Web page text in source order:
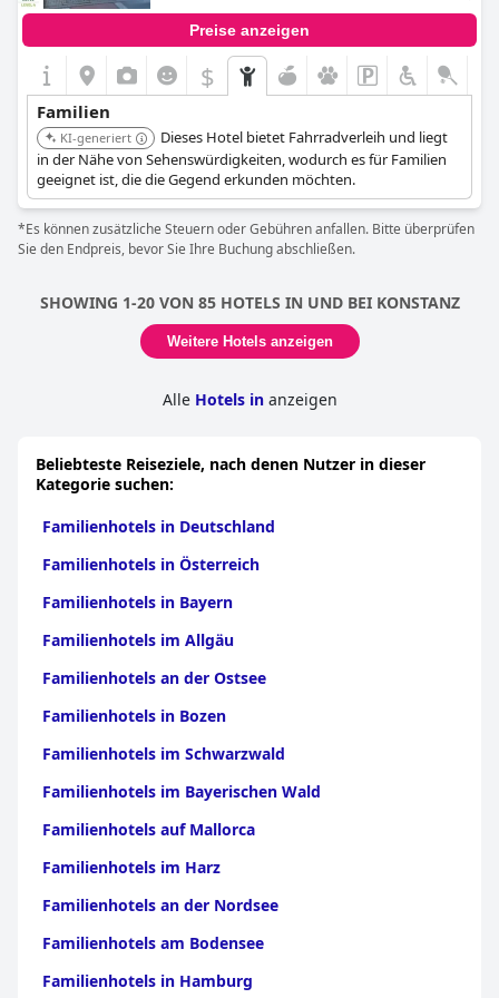
Das Hotel hat zwar eine Reihe von Stufen, um in die Lobby zu
gelangen, so dass es für Personen mit Kinderwagen nicht so
leicht zugänglich ist, aber es ist ideal für Familien, die viel Platz
und Annehmlichkeiten suchen. Und für Radfahrer ist das Hotel
ebenfalls eine gute Wahl.
Insgesamt ist das Apartment Hotel Konstanzeine
ausgezeichnete Wahl für Familien, die ein einfaches und
gemütliches Hotel mit viel Platz und
Unterhaltungsmöglichkeiten für die Kinder suchen.
Preise anzeigen
$
Familien
KI-generiert
Dieses Hotel bietet Fahrradverleih und liegt
in der Nähe von Sehenswürdigkeiten, wodurch es für Familien
geeignet ist, die die Gegend erkunden möchten.
*Es können zusätzliche Steuern oder Gebühren anfallen. Bitte überprüfen
Sie den Endpreis, bevor Sie Ihre Buchung abschließen.
SHOWING 1-20 VON 85 HOTELS IN UND BEI KONSTANZ
Weitere Hotels anzeigen
Alle Hotels in anzeigen
Beliebteste Reiseziele, nach denen Nutzer in dieser
Kategorie suchen:
Familienhotels in Deutschland
Familienhotels in Österreich
Familienhotels in Bayern
Familienhotels im Allgäu
Familienhotels an der Ostsee
Familienhotels in Bozen
Familienhotels im Schwarzwald
Familienhotels im Bayerischen Wald
Familienhotels auf Mallorca
Familienhotels im Harz
Familienhotels an der Nordsee
Familienhotels am Bodensee
Familienhotels in Hamburg